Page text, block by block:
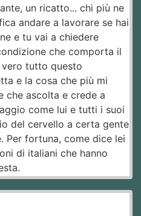
un ricatto... chi più ne
andare a lavorare se hai
e tu vai a chiedere
che comporta il
vero tutto questo
e la cosa che più mi
che ascolta e crede a
come lui e tutti i suoi
del cervello a certa gente
fortuna, come dice lei
di italiani che hanno